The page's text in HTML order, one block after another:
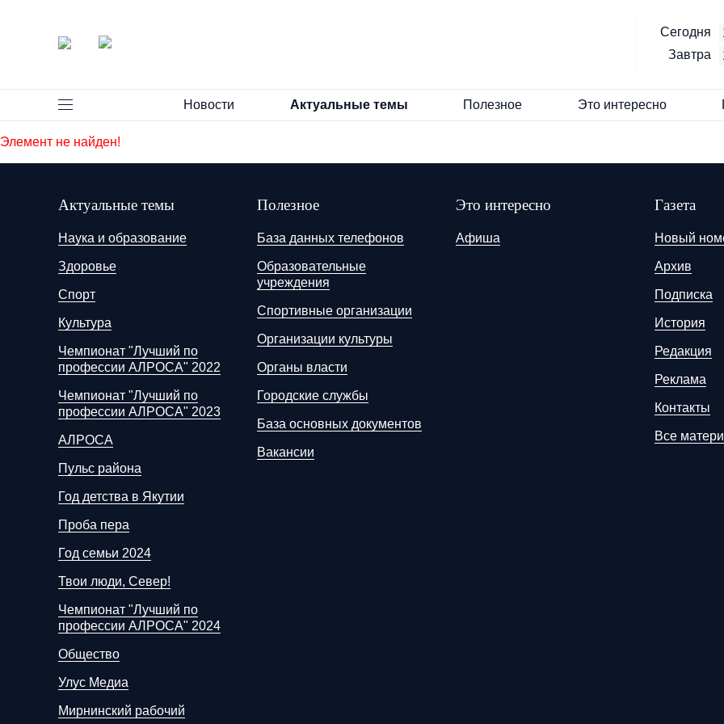
Сегодня
Завтра
Новости Актуальные темы Полезное Это интересно
Элемент не найден!
Актуальные темы
Наука и образование
Здоровье
Спорт
Культура
Чемпионат "Лучший по
профессии АЛРОСА" 2022
Чемпионат "Лучший по
профессии АЛРОСА" 2023
АЛРОСА
Пульс района
Год детства в Якутии
Проба пера
Год семьи 2024
Твои люди, Север!
Чемпионат "Лучший по
профессии АЛРОСА" 2024
Общество
Улус Медиа
Мирнинский рабочий
Полезное
База данных телефонов
Образовательные
учреждения
Спортивные организации
Организации культуры
Органы власти
Городские службы
База основных документов
Вакансии
Это интересно
Афиша
Газета
Новый
Архив
Подписка
История
Редакция
Реклама
Контакты
Все